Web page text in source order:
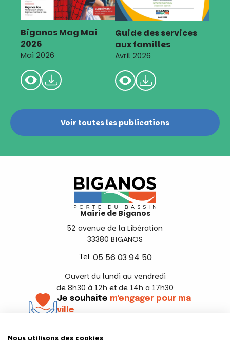
Biganos Mag Mai
2026
Mai 2026
Guide des services
aux familles
Avril 2026
Voir toutes les publications
Mairie de Biganos
52 avenue de la Libération
33380 BIGANOS
Tel. 05 56 03 94 50
Ouvert du lundi au vendredi
de 8h30 à 12h et de 14h a 17h30
Je souhaite m'engager pour ma
ville
Nous utilisons des cookies